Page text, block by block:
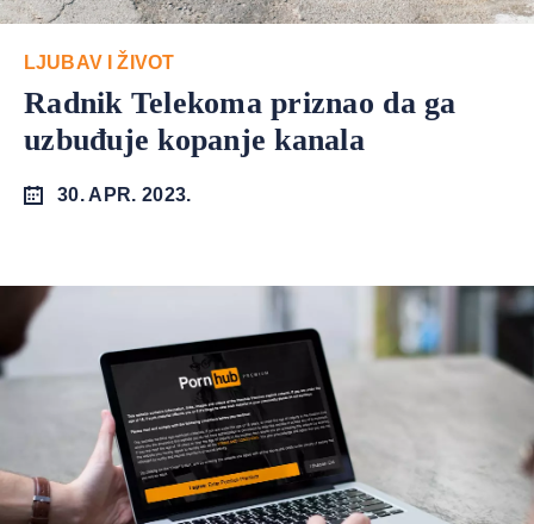
LJUBAV I ŽIVOT
Radnik Telekoma priznao da ga
uzbuđuje kopanje kanala
30. APR. 2023.